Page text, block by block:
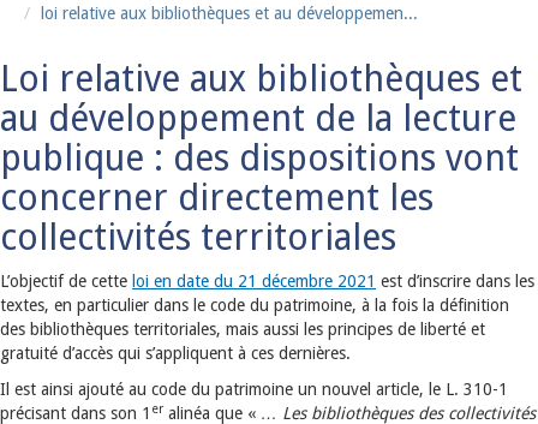
loi relative aux bibliothèques et au développemen...
Loi relative aux bibliothèques et
au développement de la lecture
publique : des dispositions vont
concerner directement les
collectivités territoriales
L’objectif de cette loi en date du 21 décembre 2021 est d’inscrire dans les
textes, en particulier dans le code du patrimoine, à la fois la définition
des bibliothèques territoriales, mais aussi les principes de liberté et
gratuité d’accès qui s’appliquent à ces dernières.
Il est ainsi ajouté au code du patrimoine un nouvel article, le L. 310-1
précisant dans son 1 er alinéa que « … Les bibliothèques des collectivités